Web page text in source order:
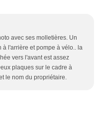
avec ses molletières. Un
l'arrière et pompe à vélo.. la
vers l'avant est assez
plaques sur le cadre à
le nom du propriétaire.